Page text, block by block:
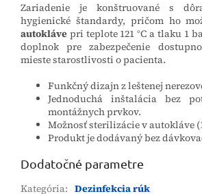
Zariadenie je konštruované s
hygienické štandardy, pričom ho
autokláve pri teplote 121 °C a tlaku 1
doplnok pre zabezpečenie
mieste starostlivosti o pacienta.
Funkčný dizajn z leštenej
Jednoduchá inštalácia bez
montážnych prvkov.
Možnosť sterilizácie v autokláve
Produkt je dodávaný bez
Dodatočné parametre
Kategória: Dezinfekcia rúk